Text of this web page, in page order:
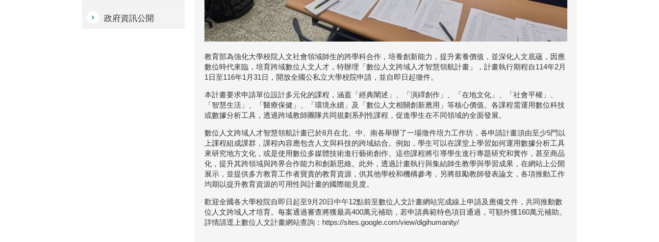
政府資訊公開
教育部為強化大學校院人文社會領域師生的跨學科合作，培養創新能力，提升素養價值，並深化人文底蘊，因應
數位時代來臨，培育跨域數位人文人才，特辦理「數位人文跨域人才智慧領航計畫」，計畫執行期程自114年2月
1日至116年1月31日，開放全國公私立大學校院申請，並自即日起徵件。
本計畫要求申請單位設計多元化的課程，涵蓋「經典闡述」、「演繹創作」、「在地文化」、「社會平權」、
「智慧生活」、「醫療保健」、「環境永續」及「數位人文相關創新應用」等核心價值。各課程需運用數位科技
或數據分析工具，透過跨域教師團隊共同規劃系列性課程，促進學生在不同領域的全面發展。
數位人文跨域人才智慧領航計畫已於8月在北、中、南各舉辦了一場徵件培力工作坊，各申請計畫須由至少5門以
上課程組成課群，課程內容應包含人文與科技的跨域結合。例如，學生可以在課堂上學習如何運用數據分析工具
來研究地方文化，或是使用數位多媒體技術進行藝術創作。這些課程將引導學生進行專題研究和實作，甚至商品
化，提升其跨領域與跨界合作能力和創新思維。此外，透過計畫執行與集結師生教學與學習成果，在網站上公開
展示，並提供多方教育工作者寶貴的教育資源，供其他學校和機構參考，另將鼓勵教師發表論文，各項推動工作
均期以提升教育資源的可用性與計畫的國際能見度。
歡迎全國各大學校院自即日起至9月20日中午12點前至數位人文計畫網站完成線上申請及應備文件，共同推動數
位人文跨域人才培育。每案通過審查將獲最高400萬元補助，若申請典範特色項目通過，可額外獲160萬元補助。
詳情請逕上數位人文計畫網站查詢：https://sites.google.com/view/digihumanity/